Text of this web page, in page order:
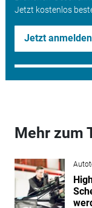
Jetzt kostenlos
Jetzt anmelden
Mehr zum